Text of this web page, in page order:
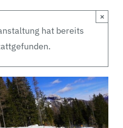
hat bereits
×